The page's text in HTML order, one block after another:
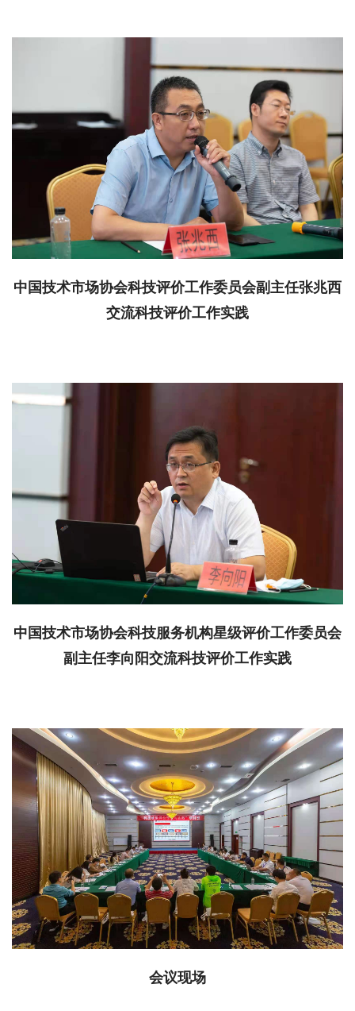
中国技术市场协会科技评价工作委员会副主任张兆西
交流科技评价工作实践
中国技术市场协会科技服务机构星级评价工作委员会
副主任李向阳交流科技评价工作实践
会议现场